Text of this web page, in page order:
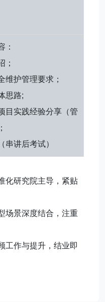
：
；
维护管理要求；
思路;
目实践经验分享（管
串讲后考试）
化研究院主导，紧贴
场景深度结合，注重
工作与提升，结业即